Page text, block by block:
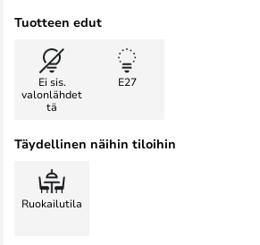
Tuotteen edut
Ei sis.
valonlähdet
tä
E27
Täydellinen näihin tiloihin
Ruokailutila